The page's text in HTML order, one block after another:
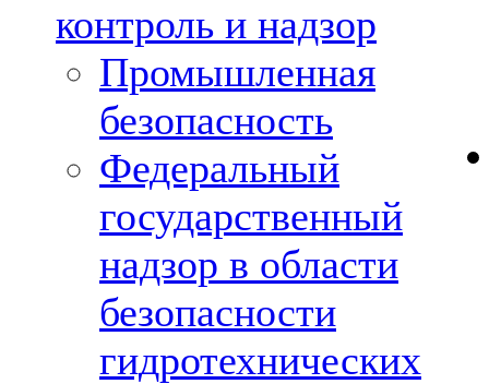
контроль и надзор
Промышленная
безопасность
Федеральный
государственный
надзор в области
безопасности
гидротехнических